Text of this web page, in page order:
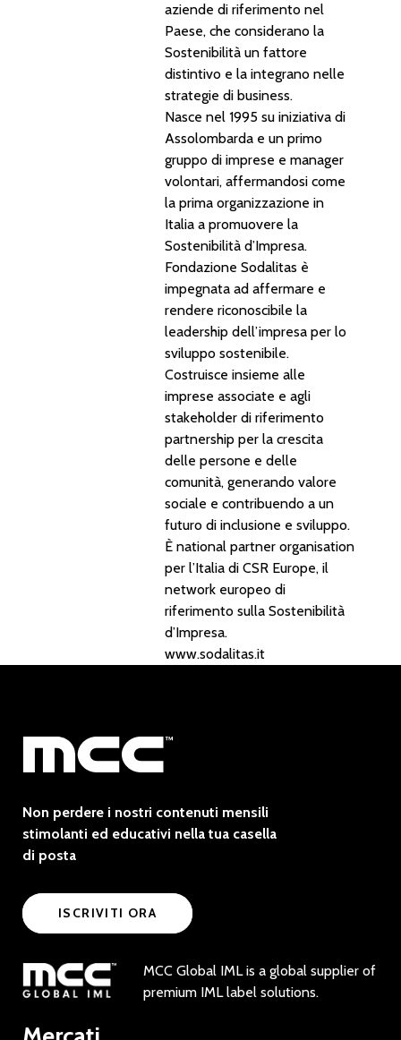
aziende di riferimento nel
Paese, che considerano la
Sostenibilità un fattore
distintivo e la integrano nelle
strategie di business.
Nasce nel 1995 su iniziativa di
Assolombarda e un primo
gruppo di imprese e manager
volontari, affermandosi come
la prima organizzazione in
Italia a promuovere la
Sostenibilità d’Impresa.
Fondazione Sodalitas è
impegnata ad affermare e
rendere riconoscibile la
leadership dell’impresa per lo
sviluppo sostenibile.
Costruisce insieme alle
imprese associate e agli
stakeholder di riferimento
partnership per la crescita
delle persone e delle
comunità, generando valore
sociale e contribuendo a un
futuro di inclusione e sviluppo.
È national partner organisation
per l’Italia di CSR Europe, il
network europeo di
riferimento sulla Sostenibilità
d’Impresa.
www.sodalitas.it
Non perdere i nostri contenuti mensili
stimolanti ed educativi nella tua casella
di posta
ISCRIVITI ORA
MCC Global IML is a global supplier of
premium IML label solutions.